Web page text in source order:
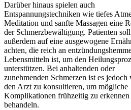
Darüber hinaus spielen auch
Entspannungstechniken wie tiefes
Meditation und sanfte Massagen eine
der Schmerzbewältigung. Patienten
außerdem auf eine ausgewogene
achten, die reich an
Lebensmitteln ist, um den
unterstützen. Bei anhaltenden oder
zunehmenden Schmerzen ist es jedoch
den Arzt zu konsultieren, um mögliche
Komplikationen frühzeitig zu erkennen
behandeln.